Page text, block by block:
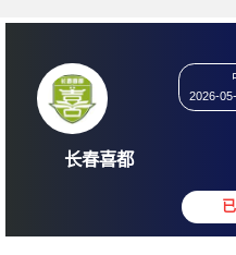
长春喜都